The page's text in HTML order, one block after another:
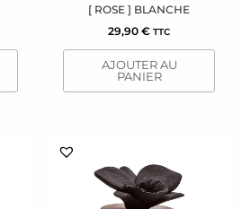
[ ROSE ] BLANCHE
29,90 € TTC
AJOUTER AU
PANIER